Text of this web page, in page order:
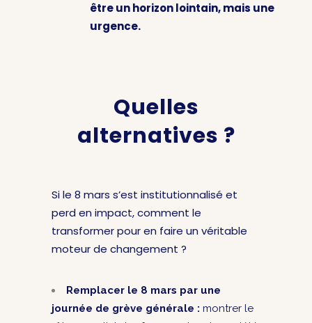
être un horizon lointain, mais une
urgence.
Quelles
alternatives ?
Si le 8 mars s’est institutionnalisé et
perd en impact, comment le
transformer pour en faire un véritable
moteur de changement ?
Remplacer le 8 mars par une
journée de grève générale : montrer le